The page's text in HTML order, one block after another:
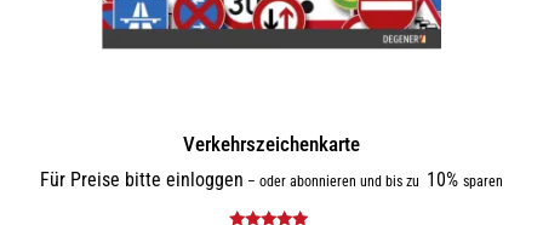
Verkehrszeichenkarte
Für Preise bitte einloggen – oder abonnieren und bis zu 10% sparen